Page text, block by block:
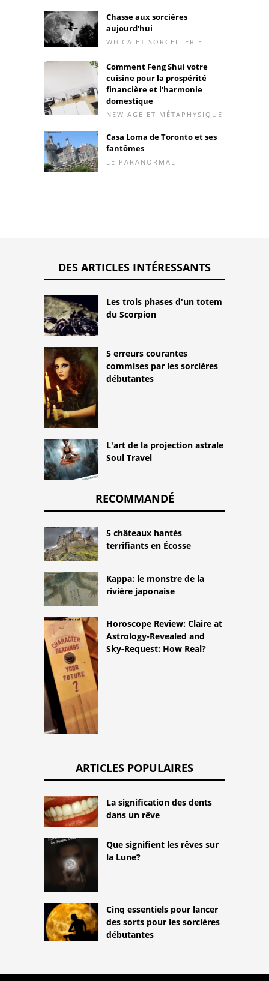
Chasse aux sorcières
aujourd'hui
WICCA ET SORCELLERIE
Comment Feng Shui votre
cuisine pour la prospérité
financière et l'harmonie
domestique
NEW AGE ET MÉTAPHYSIQUE
Casa Loma de Toronto et ses
fantômes
LE PARANORMAL
DES ARTICLES INTÉRESSANTS
Les trois phases d'un totem
du Scorpion
5 erreurs courantes
commises par les sorcières
débutantes
L'art de la projection astrale
Soul Travel
RECOMMANDÉ
5 châteaux hantés
terrifiants en Écosse
Kappa: le monstre de la
rivière japonaise
Horoscope Review: Claire at
Astrology-Revealed and
Sky-Request: How Real?
ARTICLES POPULAIRES
La signification des dents
dans un rêve
Que signifient les rêves sur
la Lune?
Cinq essentiels pour lancer
des sorts pour les sorcières
débutantes